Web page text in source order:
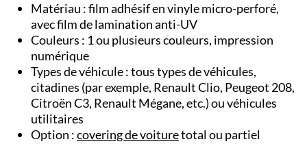
Matériau : film adhésif en vinyle micro-perforé,
avec film de lamination anti-UV
Couleurs : 1 ou plusieurs couleurs, impression
numérique
Types de véhicule : tous types de véhicules,
citadines (par exemple, Renault Clio, Peugeot 208,
Citroën C3, Renault Mégane, etc.) ou véhicules
utilitaires
Option :covering de voituretotal ou partiel